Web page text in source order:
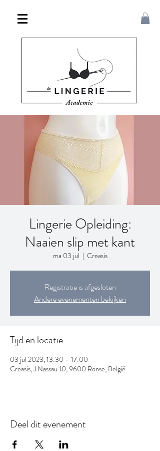
Lingerie Opleiding:
Naaien slip met kant
ma 03 jul
  |
Creasis
Registratie is afgesloten
Andere evenementen bekijken
Tijd en locatie
03 jul 2023, 13:30 – 17:00
Creasis, J.Nassau 10, 9600 Ronse, België
Deel dit evenement